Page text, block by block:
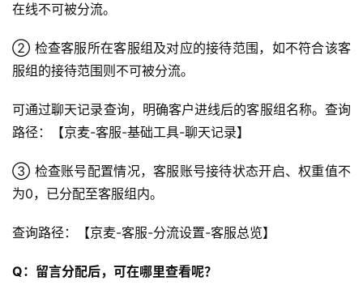
在线不可被分流。
② 检查客服所在客服组及对应的接待范围，如不符合该客
服组的接待范围则不可被分流。
可通过聊天记录查询，明确客户进线后的客服组名称。查询
路径：【京麦-客服-基础工具-聊天记录】
③ 检查账号配置情况，客服账号接待状态开启、权重值不
为0，已分配至客服组内。
查询路径：【京麦-客服-分流设置-客服总览】
Q：留言分配后，可在哪里查看呢？